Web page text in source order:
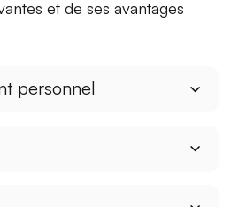
et de ses avantages
personnel